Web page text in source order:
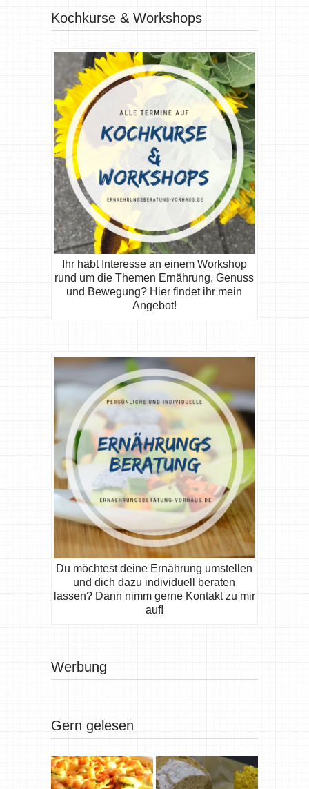
Kochkurse & Workshops
Ihr habt Interesse an einem Workshop
rund um die Themen Ernährung, Genuss
und Bewegung? Hier findet ihr mein
Angebot!
Du möchtest deine Ernährung umstellen
und dich dazu individuell beraten
lassen? Dann nimm gerne Kontakt zu mir
auf!
Werbung
Gern gelesen